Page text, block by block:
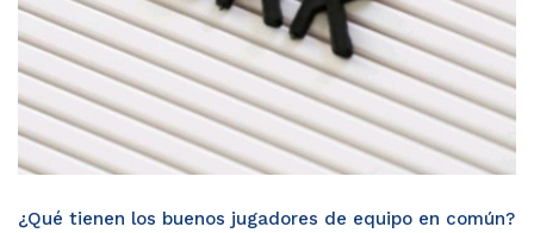
¿Qué tienen los buenos jugadores de equipo en común?